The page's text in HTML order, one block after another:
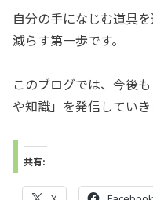
自分の手になじむ道具
減らす第一歩です。
このブログでは、今後
や知識」を発信していき
共有: